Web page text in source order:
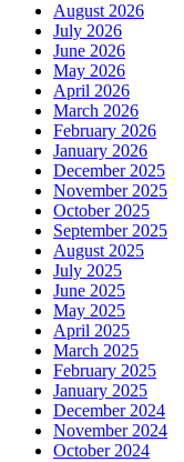
August 2026
July 2026
June 2026
May 2026
April 2026
March 2026
February 2026
January 2026
December 2025
November 2025
October 2025
September 2025
August 2025
July 2025
June 2025
May 2025
April 2025
March 2025
February 2025
January 2025
December 2024
November 2024
October 2024